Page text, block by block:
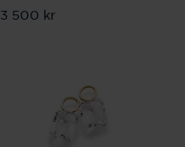
Pris:3 500 kr
3 500 kr